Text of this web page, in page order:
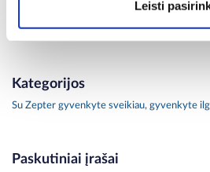
Leisti
Kategorijos
Su Zepter gyvenkyte sveikiau, gyvenkyte
Paskutiniai įrašai